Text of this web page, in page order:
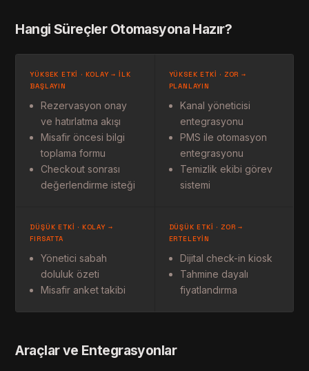
Hangi Süreçler Otomasyona Hazır?
YÜKSEK ETKI · KOLAY → İLK
BAŞLAYIN
Rezervasyon onay
ve hatırlatma akışı
Misafir öncesi bilgi
toplama formu
Checkout sonrası
değerlendirme isteği
YÜKSEK ETKI · ZOR →
PLANLAYIN
Kanal yöneticisi
entegrasyonu
PMS ile otomasyon
entegrasyonu
Temizlik ekibi görev
sistemi
DÜŞÜK ETKI · KOLAY →
FIRSATTA
Yönetici sabah
doluluk özeti
Misafir anket takibi
DÜŞÜK ETKI · ZOR →
ERTELEYIN
Dijital check-in kiosk
Tahmine dayalı
fiyatlandırma
Araçlar ve Entegrasyonlar